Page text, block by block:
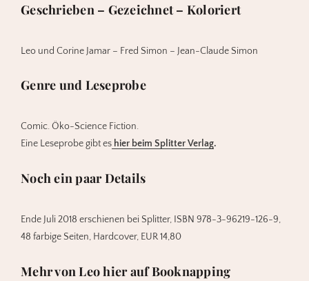
Geschrieben – Gezeichnet – Koloriert
Leo und Corine Jamar – Fred Simon – Jean-Claude Simon
Genre und Leseprobe
Comic. Öko-Science Fiction.
Eine Leseprobe gibt es hier beim Splitter Verlag.
Noch ein paar Details
Ende Juli 2018 erschienen bei Splitter, ISBN 978-3-96219-126-9,
48 farbige Seiten, Hardcover, EUR 14,80
Mehr von Leo hier auf Booknapping